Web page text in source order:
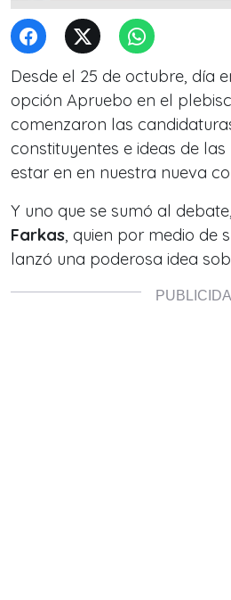
Desde el 25 de octubre, día
opción Apruebo en el
comenzaron las
constituyentes e ideas de
estar en en nuestra nueva
Y uno que se sumó al
Farkas, quien por medio de
lanzó una poderosa idea